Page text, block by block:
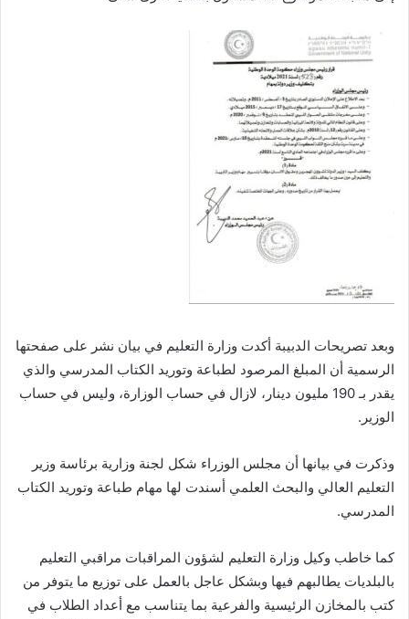
وبعد تصريحات الدبيبة أكدت وزارة التعليم في بيان نشر على صفحتها
الرسمية أن المبلغ المرصود لطباعة وتوريد الكتاب المدرسي والذي
يقدر بـ 190 مليون دينار، لازال في حساب الوزارة، وليس في حساب
الوزير.
وذكرت في بيانها أن مجلس الوزراء شكل لجنة وزارية برئاسة وزير
التعليم العالي والبحث العلمي أسندت لها مهام طباعة وتوريد الكتاب
المدرسي.
كما خاطب وكيل وزارة التعليم لشؤون المراقبات مراقبي التعليم
بالبلديات يطالبهم فيها وبشكل عاجل بالعمل على توزيع ما يتوفر من
كتب بالمخازن الرئيسية والفرعية بما يتناسب مع أعداد الطلاب في